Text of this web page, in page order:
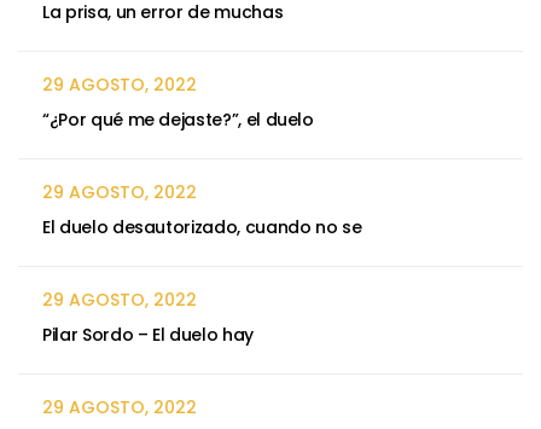
La prisa, un error de muchas
29 AGOSTO, 2022
“¿Por qué me dejaste?”, el duelo
29 AGOSTO, 2022
El duelo desautorizado, cuando no se
29 AGOSTO, 2022
Pilar Sordo – El duelo hay
29 AGOSTO, 2022